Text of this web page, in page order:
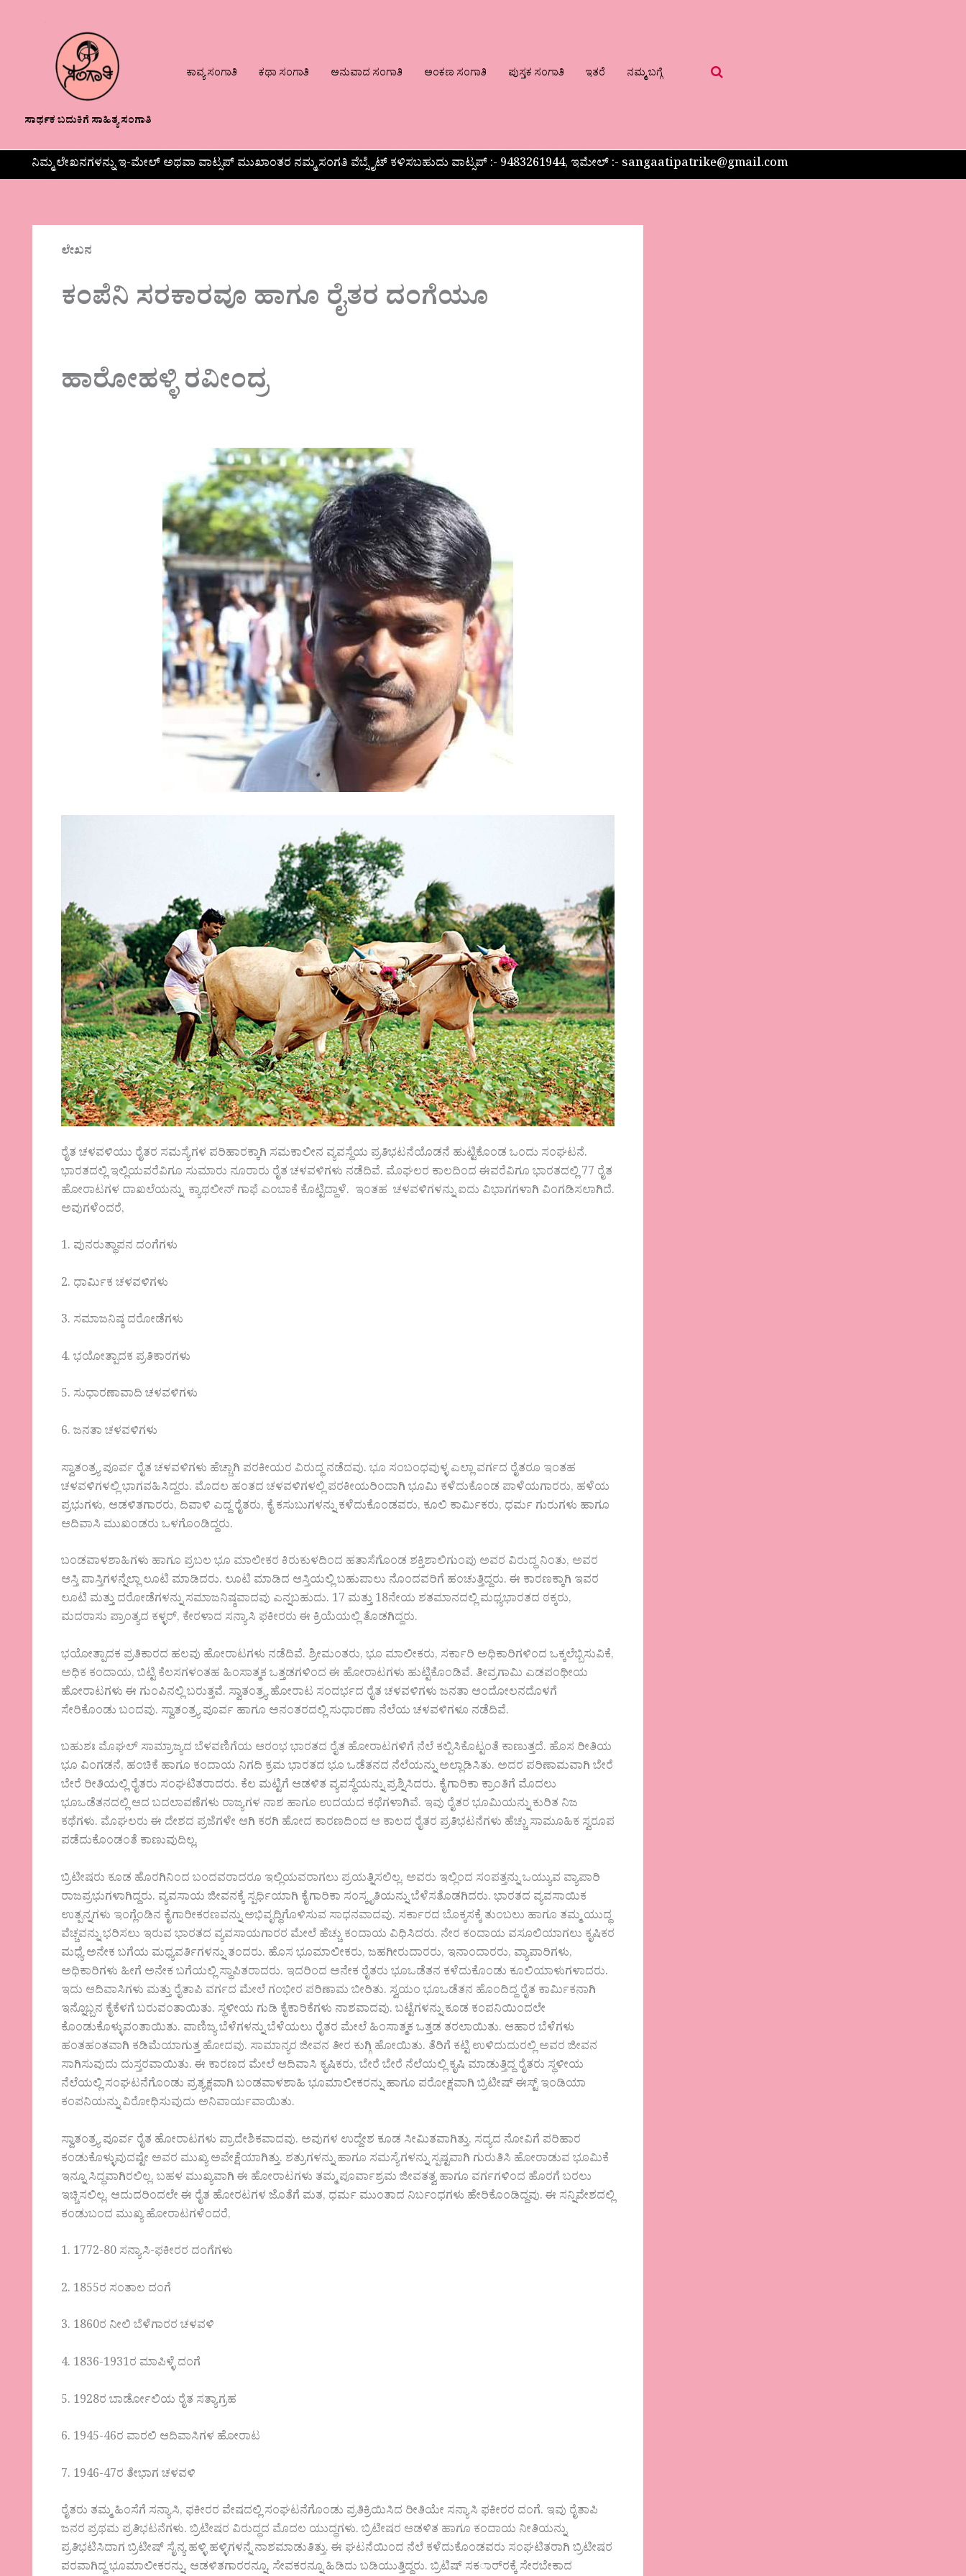
ಸಾರ್ಥಕ ಬದುಕಿಗೆ ಸಾಹಿತ್ಯ ಸಂಗಾತಿ
ಕಾವ್ಯ ಸಂಗಾತಿ ಕಥಾ ಸಂಗಾತಿ ಅನುವಾದ ಸಂಗಾತಿ ಅಂಕಣ ಸಂಗಾತಿ ಪುಸ್ತಕ ಸಂಗಾತಿ ಇತರೆ ನಮ್ಮ ಬಗ್ಗೆ
ನಿಮ್ಮ ಲೇಖನಗಳನ್ನು ಇ-ಮೇಲ್ ಅಥವಾ ವಾಟ್ಸಪ್ ಮುಖಾಂತರ ನಮ್ಮ ಸಂಗತಿ ವೆಬ್ಸೈಟ್ ಕಳಿಸಬಹುದು ವಾಟ್ಸಪ್‌ :- 9483261944, ಇಮೇಲ್ :- sangaatipatrike@gmail.com
ಲೇಖನ
ಕಂಪೆನಿ ಸರಕಾರವೂ ಹಾಗೂ ರೈತರ ದಂಗೆಯೂ
ಹಾರೋಹಳ್ಳಿ ರವೀಂದ್ರ
ರೈತ ಚಳವಳಿಯು ರೈತರ ಸಮಸ್ಯೆಗಳ ಪರಿಹಾರಕ್ಕಾಗಿ ಸಮಕಾಲೀನ ವ್ಯವಸ್ಥೆಯ ಪ್ರತಿಭಟನೆಯೊಡನೆ ಹುಟ್ಟಿಕೊಂಡ ಒಂದು ಸಂಘಟನೆ.
ಭಾರತದಲ್ಲಿ ಇಲ್ಲಿಯವರೆವಿಗೂ ಸುಮಾರು ನೂರಾರು ರೈತ ಚಳವಳಿಗಳು ನಡೆದಿವೆ. ಮೊಘಲರ ಕಾಲದಿಂದ ಈವರೆವಿಗೂ ಭಾರತದಲ್ಲಿ 77 ರೈತ
ಹೋರಾಟಗಳ ದಾಖಲೆಯನ್ನು ಕ್ಯಾಥಲೀನ್ ಗಾಫೆ ಎಂಬಾಕೆ ಕೊಟ್ಟಿದ್ದಾಳೆ. ಇಂತಹ ಚಳವಳಿಗಳನ್ನು ಐದು ವಿಭಾಗಗಳಾಗಿ ವಿಂಗಡಿಸಲಾಗಿದೆ.
ಅವುಗಳೆಂದರೆ,
1. ಪುನರುತ್ಥಾಪನ ದಂಗೆಗಳು
2. ಧಾರ್ಮಿಕ ಚಳವಳಿಗಳು
3. ಸಮಾಜನಿಷ್ಠ ದರೋಡೆಗಳು
4. ಭಯೋತ್ಪಾದಕ ಪ್ರತಿಕಾರಗಳು
5. ಸುಧಾರಣಾವಾದಿ ಚಳವಳಿಗಳು
6. ಜನತಾ ಚಳವಳಿಗಳು
ಸ್ವಾತಂತ್ರ್ಯ ಪೂರ್ವ ರೈತ ಚಳವಳಿಗಳು ಹೆಚ್ಚಾಗಿ ಪರಕೀಯರ ವಿರುದ್ಧ ನಡೆದವು. ಭೂ ಸಂಬಂಧವುಳ್ಳ ಎಲ್ಲಾ ವರ್ಗದ ರೈತರೂ ಇಂತಹ
ಚಳವಳಿಗಳಲ್ಲಿ ಭಾಗವಹಿಸಿದ್ದರು. ಮೊದಲ ಹಂತದ ಚಳವಳಿಗಳಲ್ಲಿ ಪರಕೀಯರಿಂದಾಗಿ ಭೂಮಿ ಕಳೆದುಕೊಂಡ ಪಾಳೆಯಗಾರರು, ಹಳೆಯ
ಪ್ರಭುಗಳು, ಆಡಳಿತಗಾರರು, ದಿವಾಳಿ ಎದ್ದ ರೈತರು, ಕೈ ಕಸುಬುಗಳನ್ನು ಕಳೆದುಕೊಂಡವರು, ಕೂಲಿ ಕಾರ್ಮಿಕರು, ಧರ್ಮ ಗುರುಗಳು ಹಾಗೂ
ಆದಿವಾಸಿ ಮುಖಂಡರು ಒಳಗೊಂಡಿದ್ದರು.
ಬಂಡವಾಳಶಾಹಿಗಳು ಹಾಗೂ ಪ್ರಬಲ ಭೂ ಮಾಲೀಕರ ಕಿರುಕುಳದಿಂದ ಹತಾಸೆಗೊಂಡ ಶಕ್ತಿಶಾಲಿಗುಂಪು ಅವರ ವಿರುದ್ಧ ನಿಂತು, ಅವರ
ಆಸ್ತಿ ಪಾಸ್ತಿಗಳನ್ನೆಲ್ಲಾ ಲೂಟಿ ಮಾಡಿದರು. ಲೂಟಿ ಮಾಡಿದ ಆಸ್ತಿಯಲ್ಲಿ ಬಹುಪಾಲು ನೊಂದವರಿಗೆ ಹಂಚುತ್ತಿದ್ದರು. ಈ ಕಾರಣಕ್ಕಾಗಿ ಇವರ
ಲೂಟಿ ಮತ್ತು ದರೋಡೆಗಳನ್ನು ಸಮಾಜನಿಷ್ಠವಾದವು ಎನ್ನಬಹುದು. 17 ಮತ್ತು 18ನೇಯ ಶತಮಾನದಲ್ಲಿ ಮಧ್ಯಭಾರತದ ಠಕ್ಕರು,
ಮದರಾಸು ಪ್ರಾಂತ್ಯದ ಕಳ್ಳರ್, ಕೇರಳಾದ ಸನ್ಯಾಸಿ ಫಕೀರರು ಈ ಕ್ರಿಯೆಯಲ್ಲಿ ತೊಡಗಿದ್ದರು.
ಭಯೋತ್ಪಾದಕ ಪ್ರತಿಕಾರದ ಹಲವು ಹೋರಾಟಗಳು ನಡೆದಿವೆ. ಶ್ರೀಮಂತರು, ಭೂ ಮಾಲೀಕರು, ಸರ್ಕಾರಿ ಅಧಿಕಾರಿಗಳಿಂದ ಒಕ್ಕಲೆಬ್ಬಿಸುವಿಕೆ,
ಅಧಿಕ ಕಂದಾಯ, ಬಿಟ್ಟಿ ಕೆಲಸಗಳಂತಹ ಹಿಂಸಾತ್ಮಕ ಒತ್ತಡಗಳಿಂದ ಈ ಹೋರಾಟಗಳು ಹುಟ್ಟಿಕೊಂಡಿವೆ. ತೀವ್ರಗಾಮಿ ಎಡಪಂಥೀಯ
ಹೋರಾಟಗಳು ಈ ಗುಂಪಿನಲ್ಲಿ ಬರುತ್ತವೆ. ಸ್ವಾತಂತ್ರ್ಯ ಹೋರಾಟ ಸಂದರ್ಭದ ರೈತ ಚಳವಳಿಗಳು ಜನತಾ ಆಂದೋಲನದೊಳಗೆ
ಸೇರಿಕೊಂಡು ಬಂದವು. ಸ್ವಾತಂತ್ರ್ಯ ಪೂರ್ವ ಹಾಗೂ ಅನಂತರದಲ್ಲಿ ಸುಧಾರಣಾ ನೆಲೆಯ ಚಳವಳಿಗಳೂ ನಡೆದಿವೆ.
ಬಹುಶಃ ಮೊಘಲ್ ಸಾಮ್ರಾಜ್ಯದ ಬೆಳವಣಿಗೆಯ ಆರಂಭ ಭಾರತದ ರೈತ ಹೋರಾಟಗಳಿಗೆ ನೆಲೆ ಕಲ್ಪಿಸಿಕೊಟ್ಟಂತೆ ಕಾಣುತ್ತದೆ. ಹೊಸ ರೀತಿಯ
ಭೂ ವಿಂಗಡನೆ, ಹಂಚಿಕೆ ಹಾಗೂ ಕಂದಾಯ ನಿಗದಿ ಕ್ರಮ ಭಾರತದ ಭೂ ಒಡೆತನದ ನೆಲೆಯನ್ನು ಅಲ್ಲಾಡಿಸಿತು. ಅದರ ಪರಿಣಾಮವಾಗಿ ಬೇರೆ
ಬೇರೆ ರೀತಿಯಲ್ಲಿ ರೈತರು ಸಂಘಟಿತರಾದರು. ಕೆಲ ಮಟ್ಟಿಗೆ ಆಡಳಿತ ವ್ಯವಸ್ಥೆಯನ್ನು ಪ್ರಶ್ನಿಸಿದರು. ಕೈಗಾರಿಕಾ ಕ್ರಾಂತಿಗೆ ಮೊದಲು
ಭೂಒಡೆತನದಲ್ಲಿ ಆದ ಬದಲಾವಣೆಗಳು ರಾಜ್ಯಗಳ ನಾಶ ಹಾಗೂ ಉದಯದ ಕಥೆಗಳಾಗಿವೆ. ಇವು ರೈತರ ಭೂಮಿಯನ್ನು ಕುರಿತ ನಿಜ
ಕಥೆಗಳು. ಮೊಘಲರು ಈ ದೇಶದ ಪ್ರಜೆಗಳೇ ಆಗಿ ಕರಗಿ ಹೋದ ಕಾರಣದಿಂದ ಆ ಕಾಲದ ರೈತರ ಪ್ರತಿಭಟನೆಗಳು ಹೆಚ್ಚು ಸಾಮೂಹಿಕ ಸ್ವರೂಪ
ಪಡೆದುಕೊಂಡಂತೆ ಕಾಣುವುದಿಲ್ಲ.
ಬ್ರಿಟೀಷರು ಕೂಡ ಹೊರಗಿನಿಂದ ಬಂದವರಾದರೂ ಇಲ್ಲಿಯವರಾಗಲು ಪ್ರಯತ್ನಿಸಲಿಲ್ಲ. ಅವರು ಇಲ್ಲಿಂದ ಸಂಪತ್ತನ್ನು ಒಯ್ಯುವ ವ್ಯಾಪಾರಿ
ರಾಜಪ್ರಭುಗಳಾಗಿದ್ದರು. ವ್ಯವಸಾಯ ಜೀವನಕ್ಕೆ ಸ್ಪರ್ಧಿಯಾಗಿ ಕೈಗಾರಿಕಾ ಸಂಸ್ಕೃತಿಯನ್ನು ಬೆಳೆಸತೊಡಗಿದರು. ಭಾರತದ ವ್ಯವಸಾಯಿಕ
ಉತ್ಪನ್ನಗಳು ಇಂಗ್ಲೆಂಡಿನ ಕೈಗಾರೀಕರಣವನ್ನು ಅಭಿವೃದ್ಧಿಗೊಳಿಸುವ ಸಾಧನವಾದವು. ಸರ್ಕಾರದ ಬೊಕ್ಕಸಕ್ಕೆ ತುಂಬಲು ಹಾಗೂ ತಮ್ಮ ಯುದ್ಧ
ವೆಚ್ಚವನ್ನು ಭರಿಸಲು ಇರುವ ಭಾರತದ ವ್ಯವಸಾಯಗಾರರ ಮೇಲೆ ಹೆಚ್ಚು ಕಂದಾಯ ವಿಧಿಸಿದರು. ನೇರ ಕಂದಾಯ ವಸೂಲಿಯಾಗಲು ಕೃಷಿಕರ
ಮಧ್ಯೆ ಅನೇಕ ಬಗೆಯ ಮಧ್ಯವರ್ತಿಗಳನ್ನು ತಂದರು. ಹೊಸ ಭೂಮಾಲೀಕರು, ಜಹಗೀರುದಾರರು, ಇನಾಂದಾರರು, ವ್ಯಾಪಾರಿಗಳು,
ಅಧಿಕಾರಿಗಳು ಹೀಗೆ ಅನೇಕ ಬಗೆಯಲ್ಲಿ ಸ್ಥಾಪಿತರಾದರು. ಇದರಿಂದ ಅನೇಕ ರೈತರು ಭೂಒಡೆತನ ಕಳೆದುಕೊಂಡು ಕೂಲಿಯಾಳುಗಳಾದರು.
ಇದು ಆದಿವಾಸಿಗಳು ಮತ್ತು ರೈತಾಪಿ ವರ್ಗದ ಮೇಲೆ ಗಂಭೀರ ಪರಿಣಾಮ ಬೀರಿತು. ಸ್ವಯಂ ಭೂಒಡೆತನ ಹೊಂದಿದ್ದ ರೈತ ಕಾರ್ಮಿಕನಾಗಿ
ಇನ್ನೊಬ್ಬನ ಕೈಕೆಳಗೆ ಬರುವಂತಾಯಿತು. ಸ್ಥಳೀಯ ಗುಡಿ ಕೈಕಾರಿಕೆಗಳು ನಾಶವಾದವು. ಬಟ್ಟೆಗಳನ್ನು ಕೂಡ ಕಂಪನಿಯಿಂದಲೇ
ಕೊಂಡುಕೊಳ್ಳುವಂತಾಯಿತು. ವಾಣಿಜ್ಯ ಬೆಳೆಗಳನ್ನು ಬೆಳೆಯಲು ರೈತರ ಮೇಲೆ ಹಿಂಸಾತ್ಮಕ ಒತ್ತಡ ತರಲಾಯಿತು. ಆಹಾರ ಬೆಳೆಗಳು
ಹಂತಹಂತವಾಗಿ ಕಡಿಮೆಯಾಗುತ್ತ ಹೋದವು. ಸಾಮಾನ್ಯರ ಜೀವನ ತೀರ ಕುಗ್ಗಿ ಹೋಯಿತು. ತೆರಿಗೆ ಕಟ್ಟಿ ಉಳಿದುದುರಲ್ಲಿ ಅವರ ಜೀವನ
ಸಾಗಿಸುವುದು ದುಸ್ತರವಾಯಿತು. ಈ ಕಾರಣದ ಮೇಲೆ ಆದಿವಾಸಿ ಕೃಷಿಕರು, ಬೇರೆ ಬೇರೆ ನೆಲೆಯಲ್ಲಿ ಕೃಷಿ ಮಾಡುತ್ತಿದ್ದ ರೈತರು ಸ್ಥಳೀಯ
ನೆಲೆಯಲ್ಲಿ ಸಂಘಟನೆಗೊಂಡು ಪ್ರತ್ಯಕ್ಷವಾಗಿ ಬಂಡವಾಳಶಾಹಿ ಭೂಮಾಲೀಕರನ್ನು ಹಾಗೂ ಪರೋಕ್ಷವಾಗಿ ಬ್ರಿಟೀಷ್ ಈಸ್ಟ್ ಇಂಡಿಯಾ
ಕಂಪನಿಯನ್ನು ವಿರೋಧಿಸುವುದು ಅನಿವಾರ್ಯವಾಯಿತು.
ಸ್ವಾತಂತ್ರ್ಯ ಪೂರ್ವ ರೈತ ಹೋರಾಟಗಳು ಪ್ರಾದೇಶಿಕವಾದವು. ಅವುಗಳ ಉದ್ದೇಶ ಕೂಡ ಸೀಮಿತವಾಗಿತ್ತು. ಸದ್ಯದ ನೋವಿಗೆ ಪರಿಹಾರ
ಕಂಡುಕೊಳ್ಳುವುದಷ್ಟೇ ಅವರ ಮುಖ್ಯ ಅಪೇಕ್ಷೆಯಾಗಿತ್ತು. ಶತ್ರುಗಳನ್ನು ಹಾಗೂ ಸಮಸ್ಯೆಗಳನ್ನು ಸ್ಪಷ್ಟವಾಗಿ ಗುರುತಿಸಿ ಹೋರಾಡುವ ಭೂಮಿಕೆ
ಇನ್ನೂ ಸಿದ್ಧವಾಗಿರಲಿಲ್ಲ. ಬಹಳ ಮುಖ್ಯವಾಗಿ ಈ ಹೋರಾಟಗಳು ತಮ್ಮ ಪೂರ್ವಾಶ್ರಮ ಜೀವತತ್ವ ಹಾಗೂ ವರ್ಗಗಳಿಂದ ಹೊರಗೆ ಬರಲು
ಇಚ್ಚಿಸಲಿಲ್ಲ. ಆದುದರಿಂದಲೇ ಈ ರೈತ ಹೋರಟಗಳ ಜೊತೆಗೆ ಮತ, ಧರ್ಮ ಮುಂತಾದ ನಿರ್ಬಂಧಗಳು ಹೇರಿಕೊಂಡಿದ್ದವು. ಈ ಸನ್ನಿವೇಶದಲ್ಲಿ
ಕಂಡುಬಂದ ಮುಖ್ಯ ಹೋರಾಟಗಳೆಂದರೆ,
1. 1772-80 ಸನ್ಯಾಸಿ-ಫಕೀರರ ದಂಗೆಗಳು
2. 1855ರ ಸಂತಾಲ ದಂಗೆ
3. 1860ರ ನೀಲಿ ಬೆಳೆಗಾರರ ಚಳವಳಿ
4. 1836-1931ರ ಮಾಪಿಳ್ಳೆ ದಂಗೆ
5. 1928ರ ಬಾರ್ಡೋಲಿಯ ರೈತ ಸತ್ಯಾಗ್ರಹ
6. 1945-46ರ ವಾರಲಿ ಆದಿವಾಸಿಗಳ ಹೋರಾಟ
7. 1946-47ರ ತೇಭಾಗ ಚಳವಳಿ
ರೈತರು ತಮ್ಮ ಹಿಂಸೆಗೆ ಸನ್ಯಾಸಿ, ಫಕೀರರ ವೇಷದಲ್ಲಿ ಸಂಘಟನೆಗೊಂಡು ಪ್ರತಿಕ್ರಿಯಿಸಿದ ರೀತಿಯೇ ಸನ್ಯಾಸಿ ಫಕೀರರ ದಂಗೆ. ಇವು ರೈತಾಪಿ
ಜನರ ಪ್ರಥಮ ಪ್ರತಿಭಟನೆಗಳು. ಬ್ರಿಟೀಷರ ವಿರುದ್ಧದ ಮೊದಲ ಯುದ್ಧಗಳು. ಬ್ರಿಟೀಷರ ಆಡಳಿತ ಹಾಗೂ ಕಂದಾಯ ನೀತಿಯನ್ನು
ಪ್ರತಿಭಟಿಸಿದಾಗ ಬ್ರಿಟೀಷ್ ಸೈನ್ಯ ಹಳ್ಳಿ ಹಳ್ಳಿಗಳನ್ನೆ ನಾಶಮಾಡುತಿತ್ತು. ಈ ಘಟನೆಯಿಂದ ನೆಲೆ ಕಳೆದುಕೊಂಡವರು ಸಂಘಟಿತರಾಗಿ ಬ್ರಿಟೀಷರ
ಪರವಾಗಿದ್ದ ಭೂಮಾಲೀಕರನ್ನು, ಆಡಳಿತಗಾರರನ್ನೂ, ಸೇವಕರನ್ನೂ ಹಿಡಿದು ಬಡಿಯುತ್ತಿದ್ದರು. ಬ್ರಿಟಿಷ್ ಸಕರ್ಾರಕ್ಕೆ ಸೇರಬೇಕಾದ